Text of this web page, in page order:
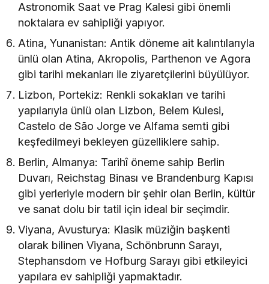
Astronomik Saat ve Prag Kalesi gibi önemli
noktalara ev sahipliği yapıyor.
Atina, Yunanistan: Antik döneme ait kalıntılarıyla
ünlü olan Atina, Akropolis, Parthenon ve Agora
gibi tarihi mekanları ile ziyaretçilerini büyülüyor.
Lizbon, Portekiz: Renkli sokakları ve tarihi
yapılarıyla ünlü olan Lizbon, Belem Kulesi,
Castelo de São Jorge ve Alfama semti gibi
keşfedilmeyi bekleyen güzelliklere sahip.
Berlin, Almanya: Tarihî öneme sahip Berlin
Duvarı, Reichstag Binası ve Brandenburg Kapısı
gibi yerleriyle modern bir şehir olan Berlin, kültür
ve sanat dolu bir tatil için ideal bir seçimdir.
Viyana, Avusturya: Klasik müziğin başkenti
olarak bilinen Viyana, Schönbrunn Sarayı,
Stephansdom ve Hofburg Sarayı gibi etkileyici
yapılara ev sahipliği yapmaktadır.